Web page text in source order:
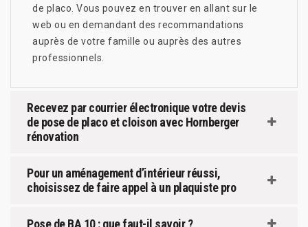
de placo. Vous pouvez en trouver en allant sur le
web ou en demandant des recommandations
auprès de votre famille ou auprès des autres
professionnels.
Recevez par courrier électronique votre devis
de pose de placo et cloison avec Hornberger
rénovation
Pour un aménagement d’intérieur réussi,
choisissez de faire appel à un plaquiste pro
Pose de BA 10 : que faut-il savoir ?